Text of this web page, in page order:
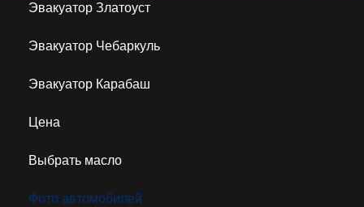
Эвакуатор Златоуст
Эвакуатор Чебаркуль
Эвакуатор Карабаш
Цена
Выбрать масло
Фото автомобилей